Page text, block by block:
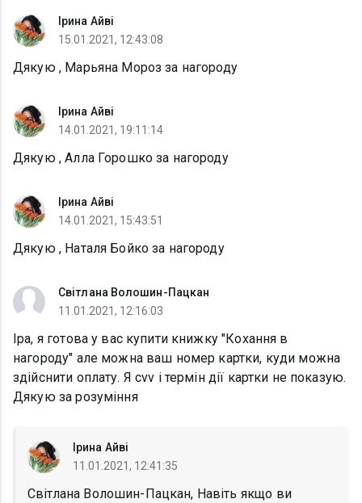
Ірина Айві
15.01.2021, 12:43:08
Дякую , Марьяна Мороз за нагороду
Ірина Айві
14.01.2021, 19:11:14
Дякую , Алла Горошко за нагороду
Ірина Айві
14.01.2021, 15:43:51
Дякую , Наталя Бойко за нагороду
Світлана Волошин-Пацкан
11.01.2021, 12:16:03
Іра, я готова у вас купити книжку "Кохання в
нагороду" але можна ваш номер картки, куди можна
здійснити оплату. Я сvv і термін дії картки не показую.
Дякую за розуміння
Ірина Айві
11.01.2021, 12:41:35
Світлана Волошин-Пацкан, Навіть якщо ви